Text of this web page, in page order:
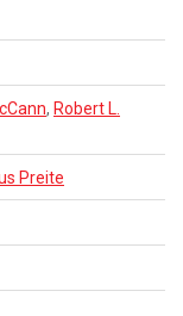
, Robert L.
Preite